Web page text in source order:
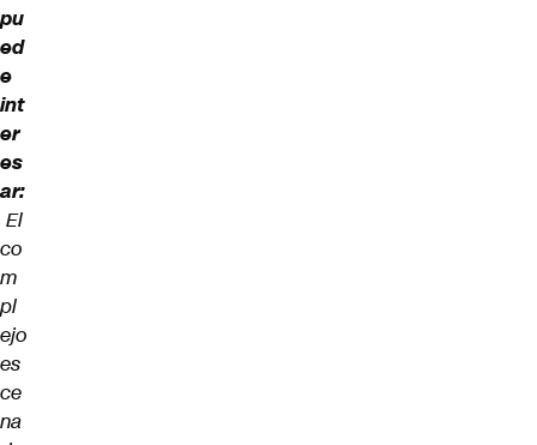
pu
ed
e
int
er
es
ar:
El
co
m
pl
ejo
es
ce
na